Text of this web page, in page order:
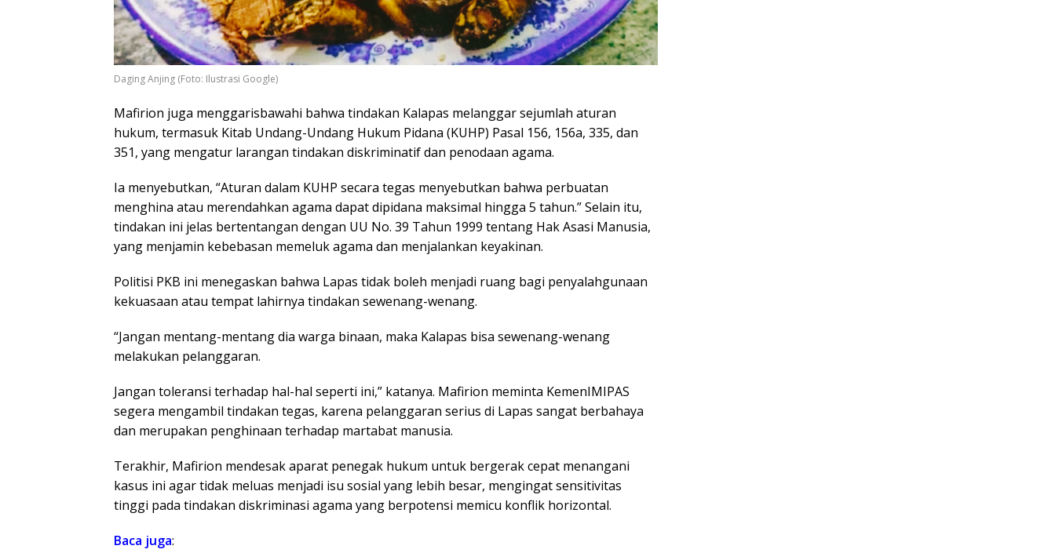
Daging Anjing (Foto: Ilustrasi Google)
​Mafirion juga menggarisbawahi bahwa tindakan Kalapas melanggar sejumlah aturan
hukum, termasuk Kitab Undang-Undang Hukum Pidana (KUHP) Pasal 156, 156a, 335, dan
351, yang mengatur larangan tindakan diskriminatif dan penodaan agama.
Ia menyebutkan, “Aturan dalam KUHP secara tegas menyebutkan bahwa perbuatan
menghina atau merendahkan agama dapat dipidana maksimal hingga 5 tahun.” Selain itu,
tindakan ini jelas bertentangan dengan UU No. 39 Tahun 1999 tentang Hak Asasi Manusia,
yang menjamin kebebasan memeluk agama dan menjalankan keyakinan.
​Politisi PKB ini menegaskan bahwa Lapas tidak boleh menjadi ruang bagi penyalahgunaan
kekuasaan atau tempat lahirnya tindakan sewenang-wenang.
“Jangan mentang-mentang dia warga binaan, maka Kalapas bisa sewenang-wenang
melakukan pelanggaran.
Jangan toleransi terhadap hal-hal seperti ini,” katanya. Mafirion meminta KemenIMIPAS
segera mengambil tindakan tegas, karena pelanggaran serius di Lapas sangat berbahaya
dan merupakan penghinaan terhadap martabat manusia.
​Terakhir, Mafirion mendesak aparat penegak hukum untuk bergerak cepat menangani
kasus ini agar tidak meluas menjadi isu sosial yang lebih besar, mengingat sensitivitas
tinggi pada tindakan diskriminasi agama yang berpotensi memicu konflik horizontal.
Baca juga: